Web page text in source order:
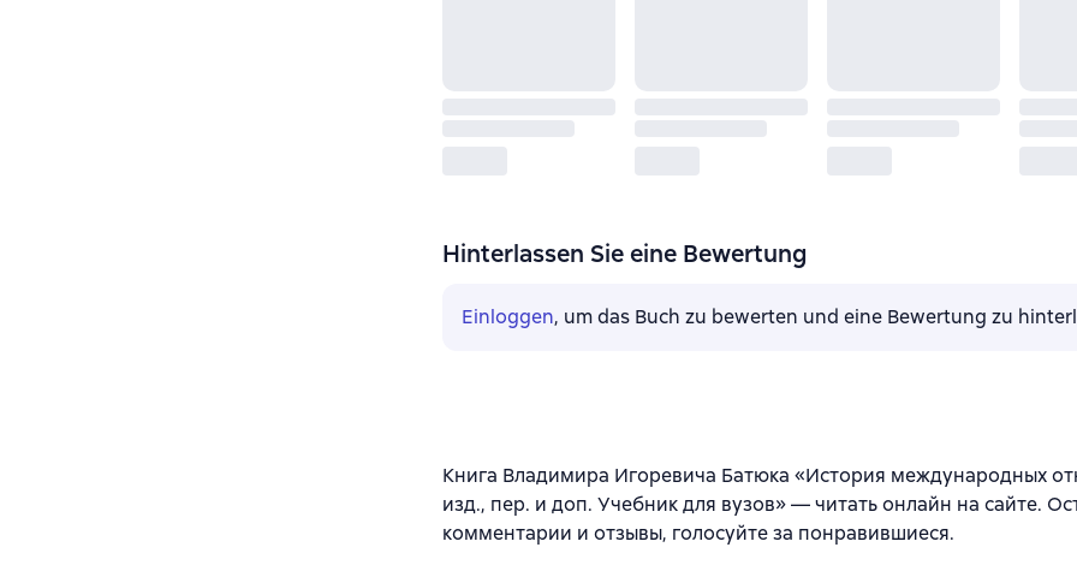
Hinterlassen Sie eine Bewertung
Einloggen, um das Buch zu bewerten und eine Bewertung zu
Книга Владимира Игоревича Батюка «История международных
изд., пер. и доп. Учебник для вузов» — читать онлайн на сайте.
комментарии и отзывы, голосуйте за понравившиеся.